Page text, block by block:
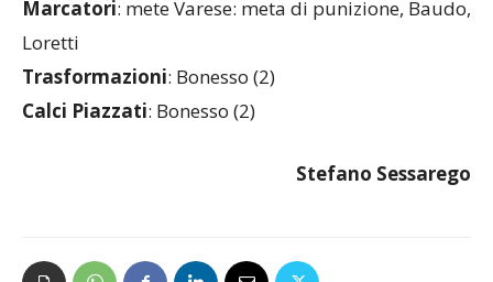
Fulginiti, Ceaprazaru, Ficarra. All . Mamo
Marcatori
Loretti
Trasformazioni: Bonesso (2)